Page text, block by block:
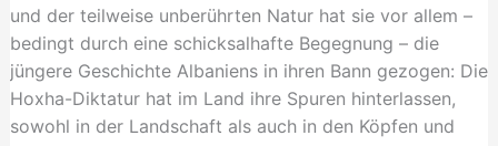
und der teilweise unberührten Natur hat sie vor allem –
bedingt durch eine schicksalhafte Begegnung – die
jüngere Geschichte Albaniens in ihren Bann gezogen: Die
Hoxha-Diktatur hat im Land ihre Spuren hinterlassen,
sowohl in der Landschaft als auch in den Köpfen und